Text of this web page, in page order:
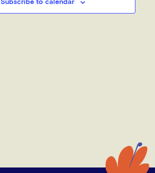
Subscribe to calendar